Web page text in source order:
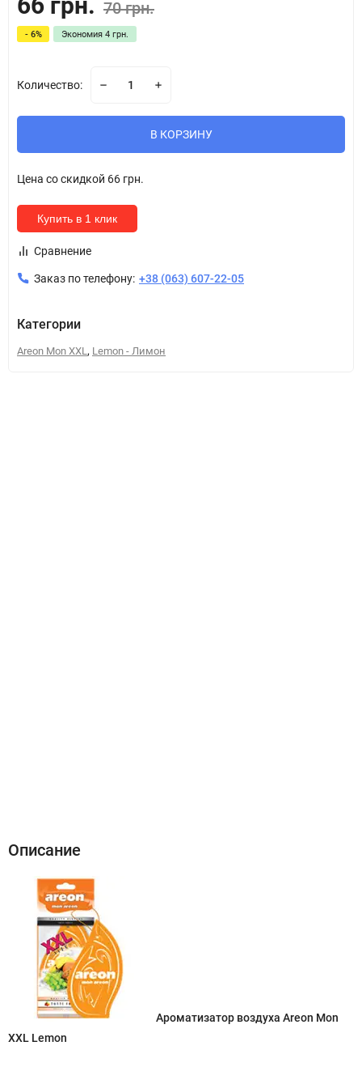
70 грн.
- 6% Экономия 4 грн.
Количество:
В КОРЗИНУ
Цена со скидкой 66 грн.
Купить в 1 клик
Сравнение
Заказ по телефону: +38 (063) 607-22-05
Категории
Areon Mon XXL, Lemon - Лимон
Описание
Ароматизатор воздуха Areon Mon
XXL Lemon